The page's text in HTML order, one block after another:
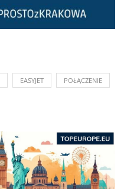
EASYJET POŁĄCZENIE